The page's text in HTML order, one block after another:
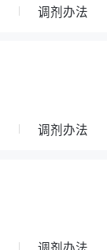
调剂办法
调剂办法